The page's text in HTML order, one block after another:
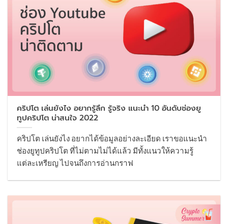
คริปโต เล่นยังไง อยากรู้ลึก รู้จริง แนะนำ 10 อันดับช่องยู
ทูปคริปโต น่าสนใจ 2022
คริปโต เล่นยังไง อยากได้ข้อมูลอย่างละเอียด เราขอแนะนำ
ช่องยูทูปคริปโต ที่ไม่ตามไม่ได้แล้ว มีทั้งแนวให้ความรู้
แต่ละเหรียญ ไปจนถึงการอ่านกราฟ